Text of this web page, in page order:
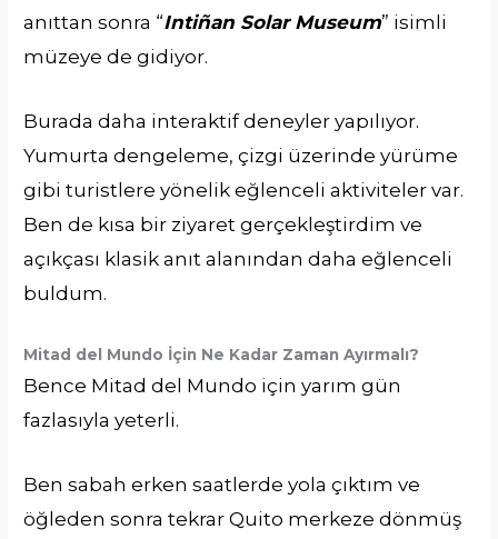
anıttan sonra “Intiñan Solar Museum” isimli
müzeye de gidiyor.
Burada daha interaktif deneyler yapılıyor.
Yumurta dengeleme, çizgi üzerinde yürüme
gibi turistlere yönelik eğlenceli aktiviteler var.
Ben de kısa bir ziyaret gerçekleştirdim ve
açıkçası klasik anıt alanından daha eğlenceli
buldum.
Mitad del Mundo İçin Ne Kadar Zaman Ayırmalı?
Bence Mitad del Mundo için yarım gün
fazlasıyla yeterli.
Ben sabah erken saatlerde yola çıktım ve
öğleden sonra tekrar Quito merkeze dönmüş